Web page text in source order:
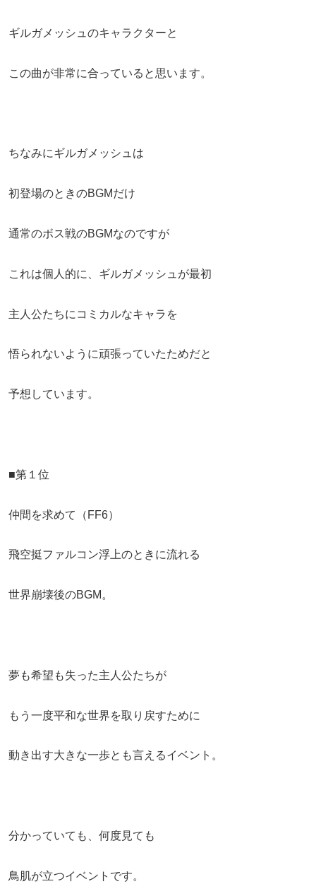
ギルガメッシュのキャラクターと
この曲が非常に合っていると思います。
ちなみにギルガメッシュは
初登場のときのBGMだけ
通常のボス戦のBGMなのですが
これは個人的に、ギルガメッシュが最初
主人公たちにコミカルなキャラを
悟られないように頑張っていたためだと
予想しています。
■第１位
仲間を求めて（FF6）
飛空挺ファルコン浮上のときに流れる
世界崩壊後のBGM。
夢も希望も失った主人公たちが
もう一度平和な世界を取り戻すために
動き出す大きな一歩とも言えるイベント。
分かっていても、何度見ても
鳥肌が立つイベントです。